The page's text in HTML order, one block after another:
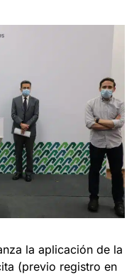
la aplicación de la
(previo registro en